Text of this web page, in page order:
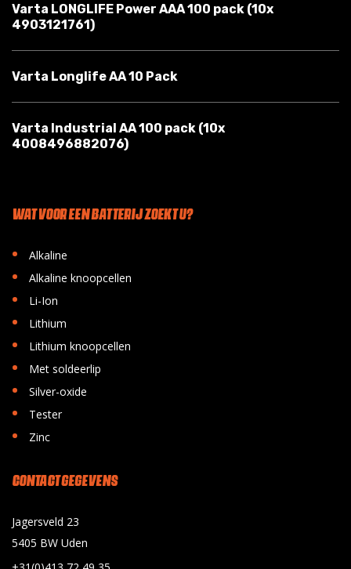
Varta LONGLIFE Power AAA 100 pack (10x
4903121761)
Varta Longlife AA 10 Pack
Varta Industrial AA 100 pack (10x
4008496882076)
WAT VOOR EEN BATTERIJ ZOEKT U?
• Alkaline
• Alkaline knoopcellen
• Li-Ion
• Lithium
• Lithium knoopcellen
• Met soldeerlip
• Silver-oxide
• Tester
• Zinc
CONTACT GEGEVENS
Jagersveld 23
5405 BW Uden